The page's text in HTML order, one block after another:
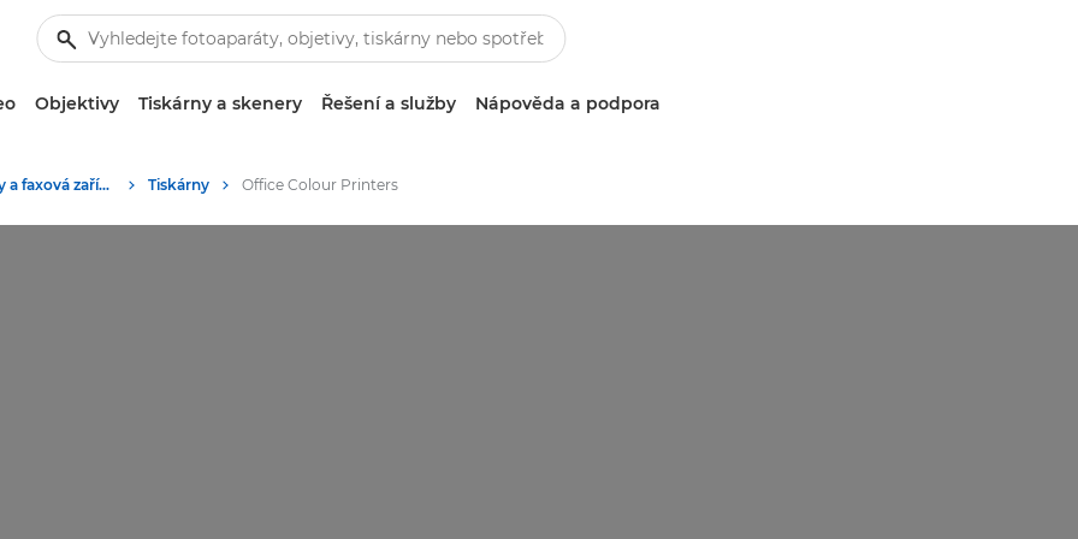
Objektivy Tiskárny a skenery Řešení a služby Nápověda a podpora
Firemní tiskárny a faxová zařízení Tiskárny Office Colour Printers